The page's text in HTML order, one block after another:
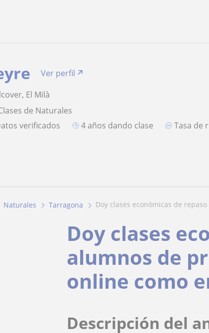
Ver perfil
El Milà
de Naturales
Datos verificados
4 años dando clase Tasa de
Naturales Tarragona doy clases económicas de
Doy clases
alumnos de
online como
Descripción del